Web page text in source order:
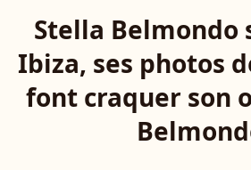
Stella Belmondo
Ibiza, ses photos
font craquer son